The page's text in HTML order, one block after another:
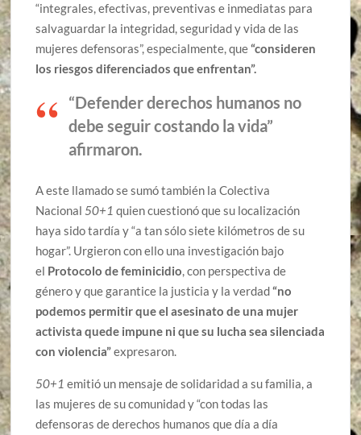
“integrales, efectivas, preventivas e inmediatas para
salvaguardar la integridad, seguridad y vida de las
mujeres defensoras”, especialmente, que“consideren
los riesgos diferenciados que enfrentan”.
“Defender derechos humanos no
debe seguir costando la vida”
afirmaron.
A este llamado se sumó también la Colectiva
Nacional50+1quien cuestionó que su localización
haya sido tardía y “a tan sólo siete kilómetros de su
hogar”. Urgieron con ello una investigación bajo
el Protocolo de feminicidio, con perspectiva de
género y que garantice la justicia y la verdad“no
podemos permitir que el asesinato de una mujer
activista quede impune ni que su lucha sea silenciada
con violencia”expresaron.
50+1emitió un mensaje de solidaridad a su familia, a
las mujeres de su comunidad y “con todas las
defensoras de derechos humanos que día a día